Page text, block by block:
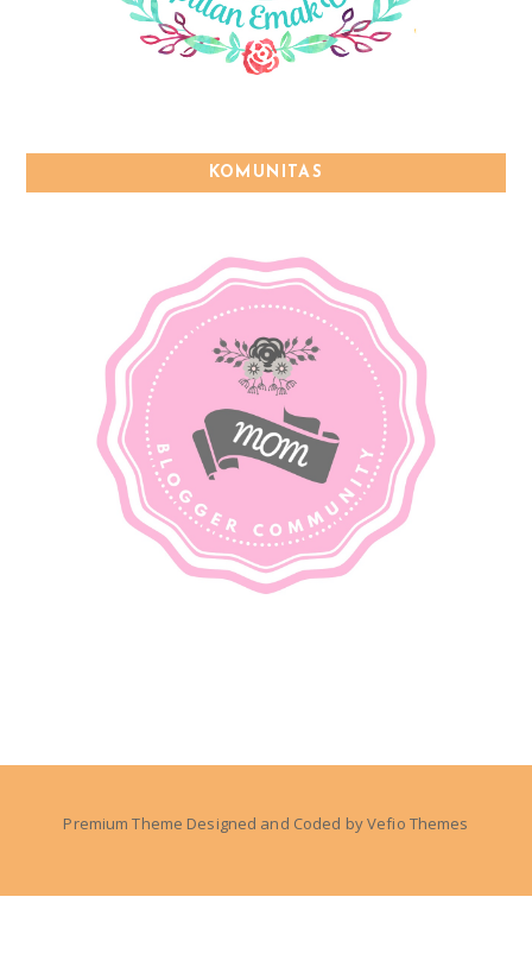
KOMUNITAS
Premium Theme Designed and Coded byVefio Themes